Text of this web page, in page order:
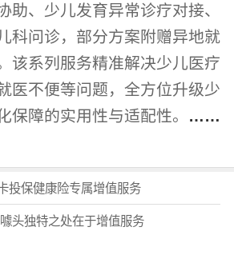
助、少儿发育异常诊疗对接、
科问诊，部分方案附赠异地就
该系列服务精准解决少儿医疗
医不便等问题，全方位升级少
保障的实用性与适配性。 ……
投保健康险专属增值服务
头独特之处在于增值服务